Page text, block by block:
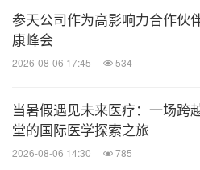
参天公司作为高影响力合作伙
康峰会
2026-08-06 17:45 534
当暑假遇见未来医疗：一场跨
堂的国际医学探索之旅
2026-08-06 14:30 785